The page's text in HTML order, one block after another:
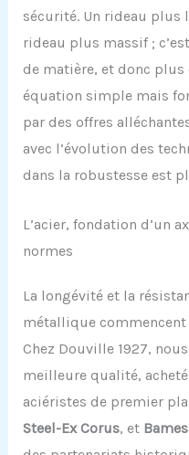
sécurité. Un rideau plus
rideau plus massif ;
de matière, et donc plus
équation simple mais
par des offres
avec l’évolution des
dans la robustesse est
L’acier, fondation d’un
normes
La longévité et la
métallique commencent
Chez Douville 1927,
meilleure qualité,
aciéristes de premier
Steel-Ex Corus, et